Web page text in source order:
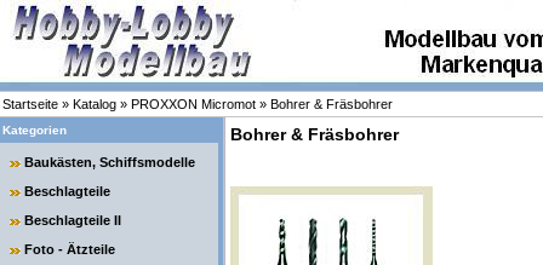
Startseite » Katalog » PROXXON Micromot » Bohrer & Fräsbohrer
Kategorien
Baukästen, Schiffsmodelle
Beschlagteile
Beschlagteile II
Foto - Ätzteile
Bohrer & Fräsbohrer